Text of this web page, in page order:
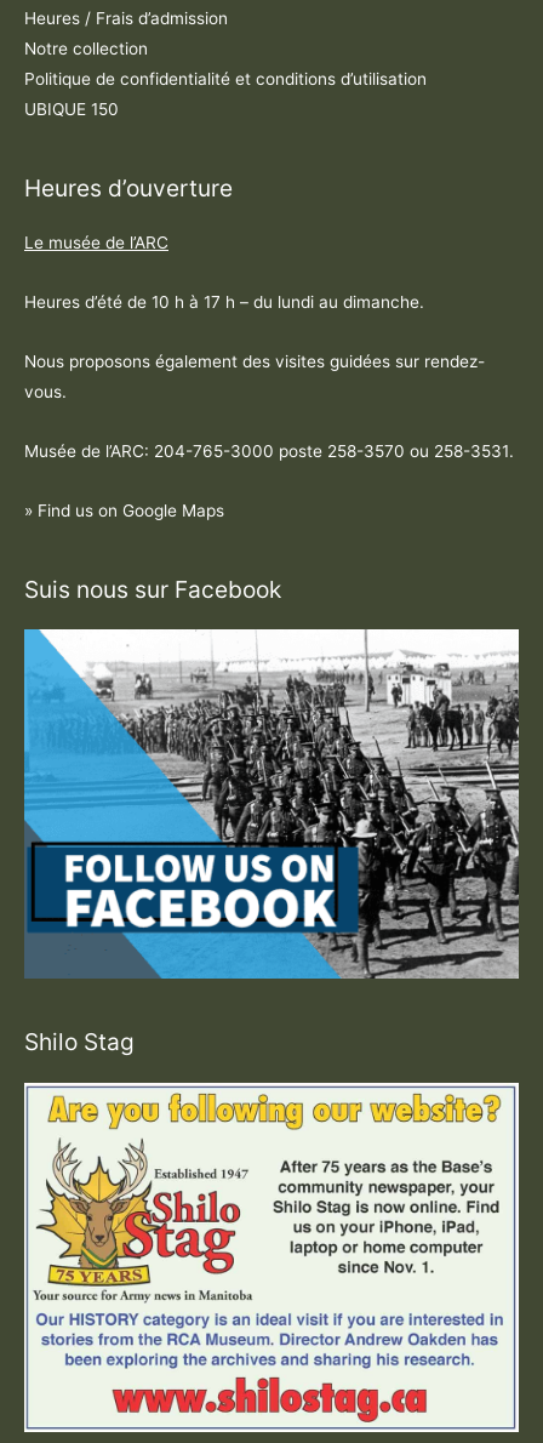
Heures / Frais d’admission
Notre collection
Politique de confidentialité et conditions d’utilisation
UBIQUE 150
Heures d’ouverture
Le musée de l’ARC
Heures d’été de 10 h à 17 h – du lundi au dimanche.
Nous proposons également des visites guidées sur rendez-
vous.
Musée de l’ARC: 204-765-3000 poste 258-3570 ou 258-3531.
» Find us on Google Maps
Suis nous sur Facebook
Shilo Stag